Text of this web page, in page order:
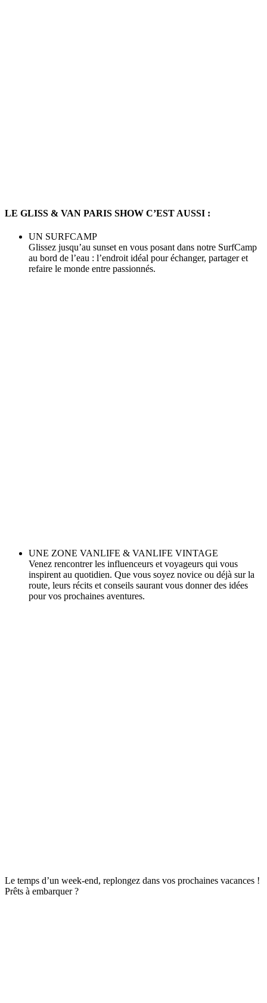
LE GLISS & VAN PARIS SHOW C’EST AUSSI :
UN SURFCAMP
Glissez jusqu’au sunset en vous posant dans notre SurfCamp
au bord de l’eau : l’endroit idéal pour échanger, partager et
refaire le monde entre passionnés.
UNE ZONE VANLIFE & VANLIFE VINTAGE
Venez rencontrer les influenceurs et voyageurs qui vous
inspirent au quotidien. Que vous soyez novice ou déjà sur la
route, leurs récits et conseils saurant vous donner des idées
pour vos prochaines aventures.
Le temps d’un week-end, replongez dans vos prochaines vacances !
Prêts à embarquer ?